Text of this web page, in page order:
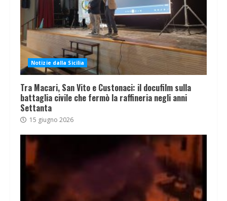
Notizie dalla Sicilia
Tra Macari, San Vito e Custonaci: il docufilm sulla
battaglia civile che fermò la raffineria negli anni
Settanta
15 giugno 2026